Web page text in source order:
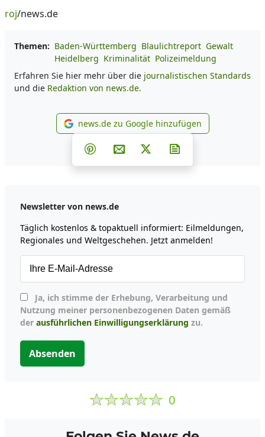
roj/news.de
Themen: Baden-Württemberg Blaulichtreport Gewalt
Heidelberg Kriminalität Polizeimeldung
Erfahren Sie hier mehr über die journalistischen Standards
und die Redaktion von news.de.
news.de zu Google
news.de zu Google hinzufügen
Teilen auf Facebook
Teilen auf Whatsapp
Teilen auf Telegram
Teilen auf Pinterest
Per E-Mail teilen
Post auf X
Newsletter von news.de
Täglich kostenlos & topaktuell informiert: Eilmeldungen,
Regionales und Weltgeschehen. Jetzt anmelden!
Nutzung meiner personenbezogenen Daten gemäß
der ausführlichen Einwilligungserklärung zu.
Absenden
0